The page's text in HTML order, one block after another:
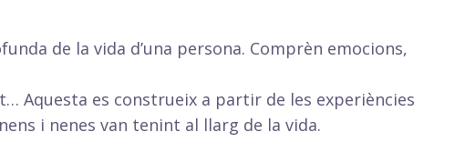
de la vida d’una persona. Comprèn emocions,
Aquesta es construeix a partir de les experiències
i nenes van tenint al llarg de la vida.